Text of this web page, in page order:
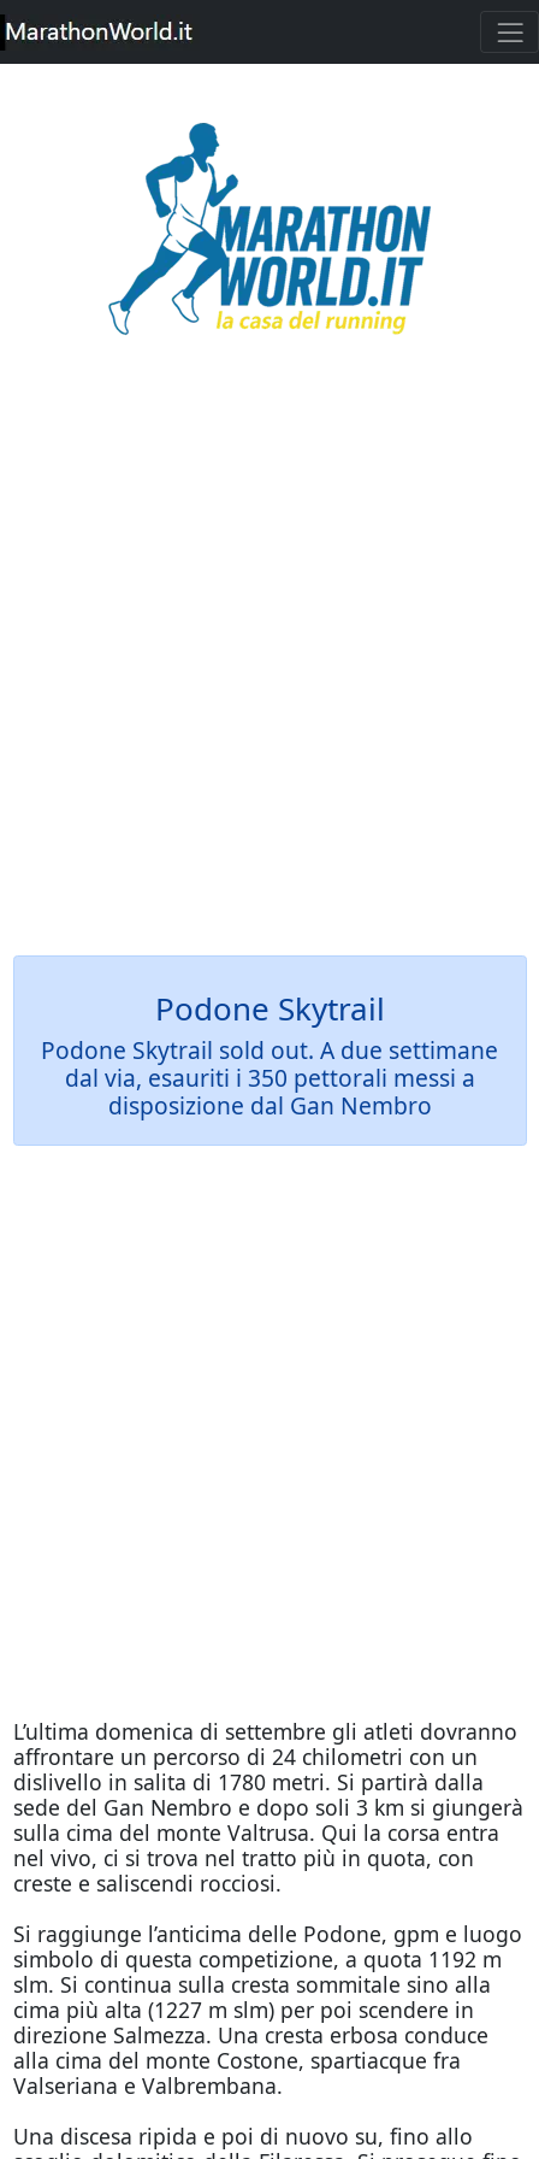
Podone Skytrail
Podone Skytrail sold out. A due settimane
dal via, esauriti i 350 pettorali messi a
disposizione dal Gan Nembro
L’ultima domenica di settembre gli atleti dovranno
affrontare un percorso di 24 chilometri con un
dislivello in salita di 1780 metri. Si partirà dalla
sede del Gan Nembro e dopo soli 3 km si giungerà
sulla cima del monte Valtrusa. Qui la corsa entra
nel vivo, ci si trova nel tratto più in quota, con
creste e saliscendi rocciosi.
Si raggiunge l’anticima delle Podone, gpm e luogo
simbolo di questa competizione, a quota 1192 m
slm. Si continua sulla cresta sommitale sino alla
cima più alta (1227 m slm) per poi scendere in
direzione Salmezza. Una cresta erbosa conduce
alla cima del monte Costone, spartiacque fra
Valseriana e Valbrembana.
Una discesa ripida e poi di nuovo su, fino allo